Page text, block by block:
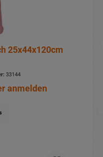
25x44x120cm
33144
anmelden